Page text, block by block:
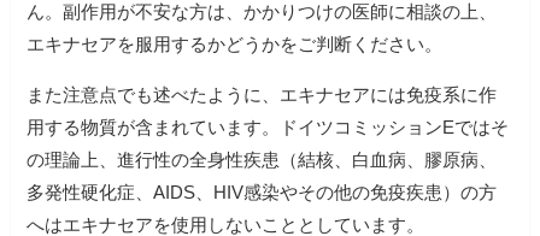
ん。副作用が不安な方は、かかりつけの医師に相談の上、
エキナセアを服用するかどうかをご判断ください。
また注意点でも述べたように、エキナセアには免疫系に作
用する物質が含まれています。ドイツコミッションEではそ
の理論上、進行性の全身性疾患（結核、白血病、膠原病、
多発性硬化症、AIDS、HIV感染やその他の免疫疾患）の方
へはエキナセアを使用しないこととしています。